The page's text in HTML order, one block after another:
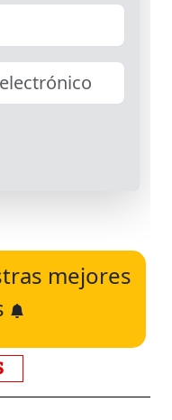
mejores